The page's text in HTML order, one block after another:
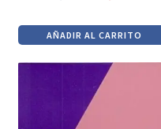
precio
original
era:
$940.
precio
actual
es:
$799.
AÑADIR AL CARRITO